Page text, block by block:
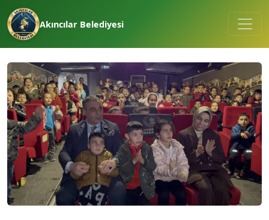
Akıncılar Belediyesi